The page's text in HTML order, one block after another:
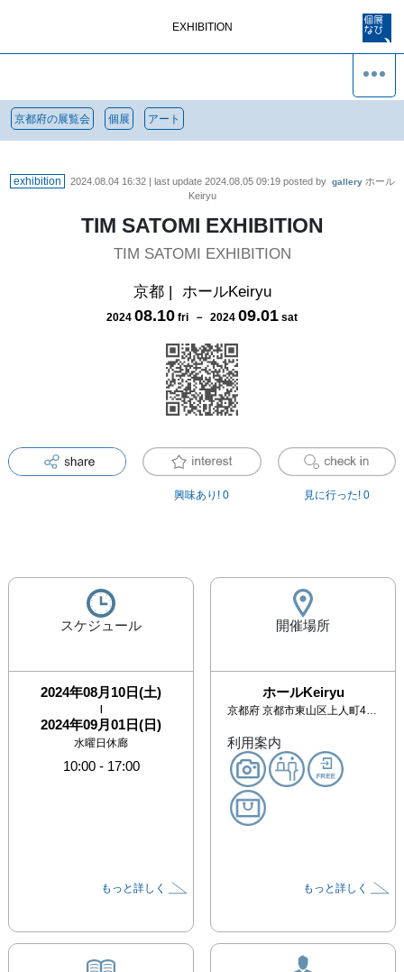
EXHIBITION
京都府の展覧会 個展 アート
exhibition 2024.08.04 16:32| last update 2024.08.05 09:19posted by gallery ホール
Keiryu
TIM SATOMI EXHIBITION
TIM SATOMI EXHIBITION
京都| ホールKeiryu
2024 08.10 fri － 2024 09.01 sat
興味あり! 0 見に行った! 0
スケジュール
2024年08月10日(土)
|
2024年09月01日(日)
水曜日休廊
10:00- 17:00
もっと詳しく
開催場所
ホールKeiryu
京都府 京都市東山区上人町433 半兵衛麸五条ビル2階
利用案内
もっと詳しく